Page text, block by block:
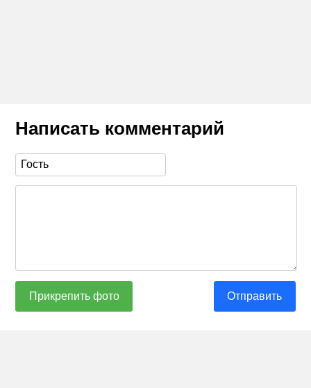
Написать комментарий
Прикрепить фото Отправить